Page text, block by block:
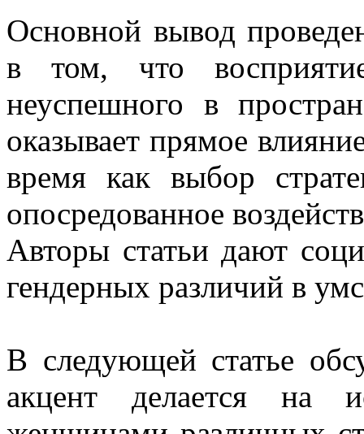
Основной вывод
в том, что
неуспешного в
оказывает прямое
время как выбор
опосредованное
Авторы статьи дают
гендерных различий в
В следующей статье
акцент делается на